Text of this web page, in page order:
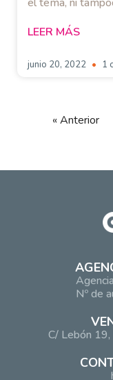
LEER MÁS
junio 20, 2022 1
« Anterior
Nº de
C/ Lebón